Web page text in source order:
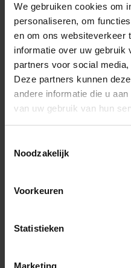
We gebruiken cookies om
personaliseren, om
en om ons websiteverkeer
informatie over uw gebruik
partners voor social
Deze partners kunnen
andere informatie die u
van uw gebruik van hun
Noodzakelijk
Voorkeuren
Statistieken
Marketing